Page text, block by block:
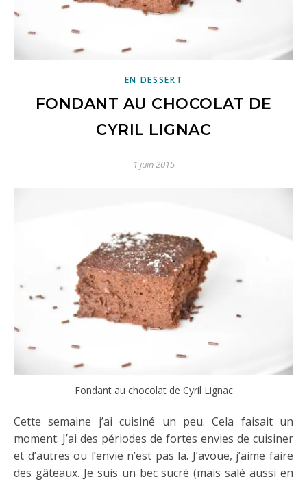
EN DESSERT
FONDANT AU CHOCOLAT DE
CYRIL LIGNAC
1 juin 2015
Fondant au chocolat de Cyril Lignac
Cette semaine j’ai cuisiné un peu. Cela faisait un
moment. J’ai des périodes de fortes envies de cuisiner
et d’autres ou l’envie n’est pas la. J’avoue, j’aime faire
des gâteaux. Je suis un bec sucré (mais salé aussi en